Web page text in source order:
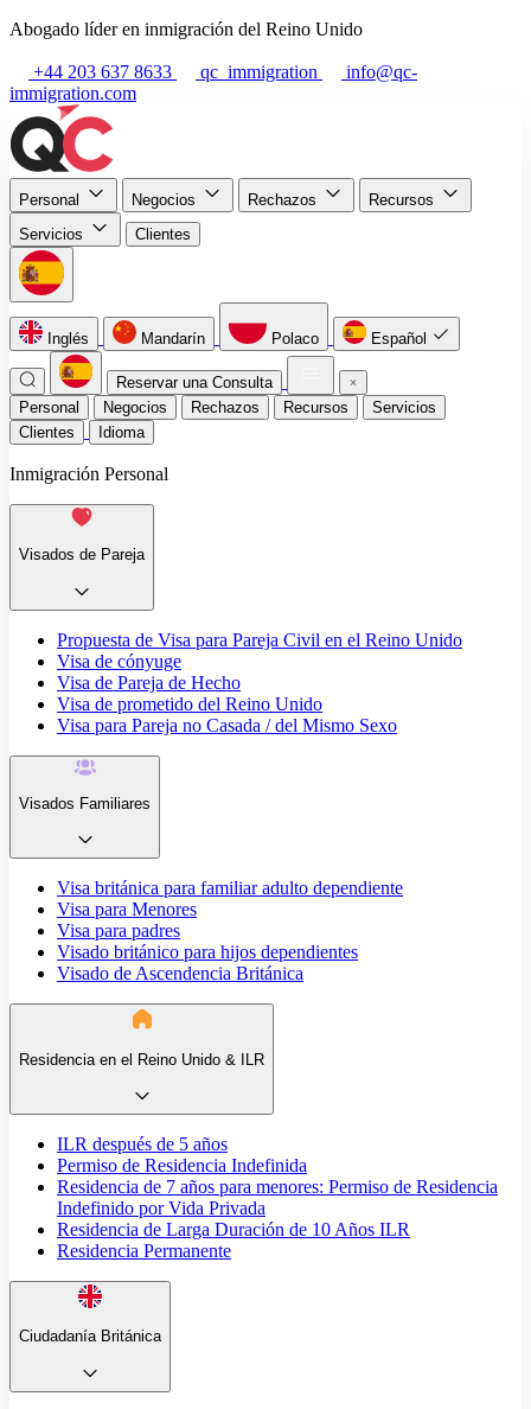
Abogado líder en inmigración del Reino Unido
+44 203 637 8633 qc_immigration
info@qc-
immigration.com
Personal Negocios Rechazos
Recursos
Servicios
Clientes
Inglés Mandarín Polaco Español
Reservar una Consulta
Personal
Negocios Rechazos Recursos
Servicios
Clientes
Idioma
Inmigración Personal
Visados de Pareja
Propuesta de Visa para Pareja Civil en el Reino Unido
Visa de cónyuge
Visa de Pareja de Hecho
Visa de prometido del Reino Unido
Visa para Pareja no Casada / del Mismo Sexo
Visados Familiares
Visa británica para familiar adulto dependiente
Visa para Menores
Visa para padres
Visado británico para hijos dependientes
Visado de Ascendencia Británica
Residencia en el Reino Unido & ILR
ILR después de 5 años
Permiso de Residencia Indefinida
Residencia de 7 años para menores: Permiso de Residencia
Indefinido por Vida Privada
Residencia de Larga Duración de 10 Años ILR
Residencia Permanente
Ciudadanía Británica